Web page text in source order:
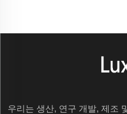
우리는 생산, 연구 개발, 제조